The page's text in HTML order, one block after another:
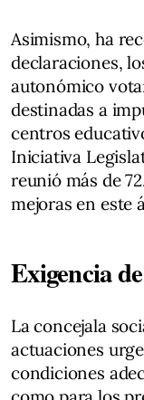
Asimismo, ha
declaraciones,
autonómico
destinadas a
centros
Iniciativa
reunió más de
mejoras en este
Exigencia
La concejala
actuaciones
condiciones